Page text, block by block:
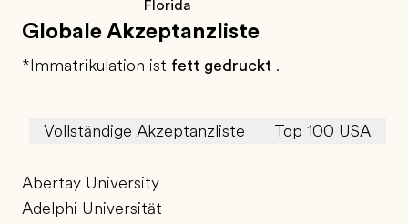
Florida
Globale Akzeptanzliste
*Immatrikulation ist fett gedruckt .
Vollständige Akzeptanzliste Top 100 USA
Abertay University
Adelphi Universität